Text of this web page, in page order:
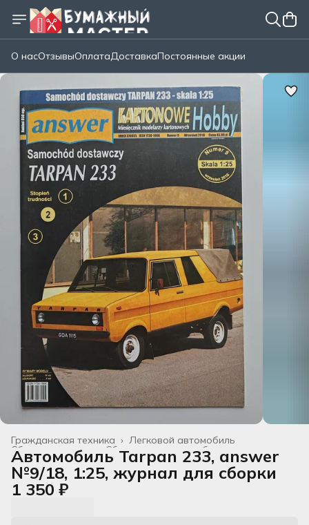
О насОтзывыОплатаДоставкаПостоянные акции
Легковой автомобиль
Гражданская техника ›
Сборные модели из бумаги
Сборные модели
Все товары ›
Главная ›
Автомобиль Tarpan 233, answer
№9/18, 1:25, журнал для сборки
1 350 ₽